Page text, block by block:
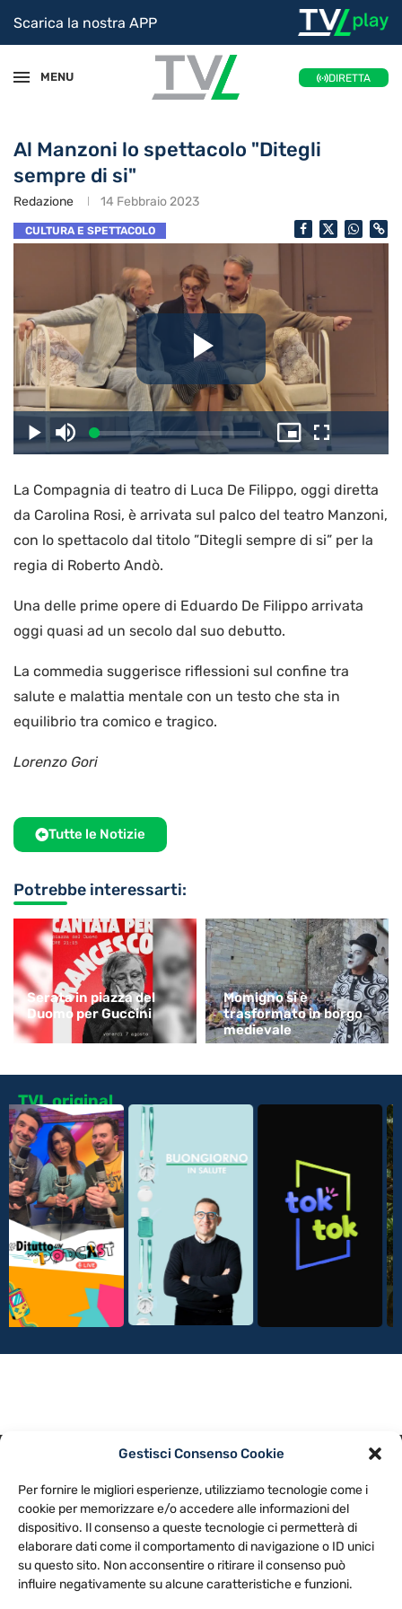
Gestisci Consenso Cookie
Per fornire le migliori esperienze, utilizziamo tecnologie come i
cookie per memorizzare e/o accedere alle informazioni del
dispositivo. Il consenso a queste tecnologie ci permetterà di
elaborare dati come il comportamento di navigazione o ID unici
su questo sito. Non acconsentire o ritirare il consenso può
influire negativamente su alcune caratteristiche e funzioni.
Scarica la nostra APP
MENU DIRETTA
Al Manzoni lo spettacolo "Ditegli
sempre di si"
Redazione 14 Febbraio 2023
CULTURA E SPETTACOLO
il
video
PlayDisattiva
l’audio
Caricato:
3.04%
Picture-
in-
Schermo
intero
La Compagnia di teatro di Luca De Filippo, oggi diretta
da Carolina Rosi, è arrivata sul palco del teatro Manzoni,
con lo spettacolo dal titolo ”Ditegli sempre di si” per la
regia di Roberto Andò.
Una delle prime opere di Eduardo De Filippo arrivata
oggi quasi ad un secolo dal suo debutto.
La commedia suggerisce riflessioni sul confine tra
salute e malattia mentale con un testo che sta in
equilibrio tra comico e tragico.
Lorenzo Gori
Tutte le Notizie
Potrebbe interessarti:
Serata in piazza del
Duomo per Guccini
Momigno si è
trasformato in borgo
medievale
TVL original
NOTE LEGALI
CONTATTACI PREFERENZE
TV LIBERA S.P.A.
Via Monteleonese 95/21 – 51100 Pistoia (PT)
Tel. 0573.9136 / Fax 0573.913615